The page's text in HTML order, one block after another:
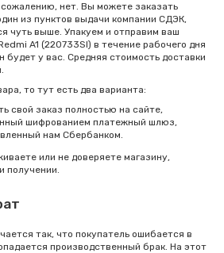
нет. Вы можете заказать
из пунктов выдачи компании СДЭК,
чуть выше. Упакуем и отправим ваш
A1 (220733SI) в течение рабочего дня
будет у вас. Средняя стоимость доставки
то тут есть два варианта:
свой заказ полностью на сайте,
шифрованием платежный шлюз,
нам Сбербанком.
или не доверяете магазину,
получении.
так, что покупатель ошибается в
производственный брак. На этот